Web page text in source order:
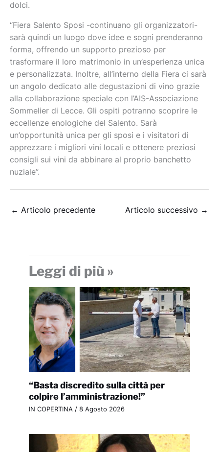
dolci.
“Fiera Salento Sposi -continuano gli organizzatori-
sarà quindi un luogo dove idee e sogni prenderanno
forma, offrendo un supporto prezioso per
trasformare il loro matrimonio in un’esperienza unica
e personalizzata. Inoltre, all’interno della Fiera ci sarà
un angolo dedicato alle degustazioni di vino grazie
alla collaborazione speciale con l’AIS-Associazione
Sommelier di Lecce. Gli ospiti potranno scoprire le
eccellenze enologiche del Salento. Sarà
un’opportunità unica per gli sposi e i visitatori di
apprezzare i migliori vini locali e ottenere preziosi
consigli sui vini da abbinare al proprio banchetto
nuziale”.
← Articolo precedente Articolo successivo →
Leggi di più »
“Basta discredito sulla città per
colpire l’amministrazione!”
IN COPERTINA/ 8 Agosto 2026